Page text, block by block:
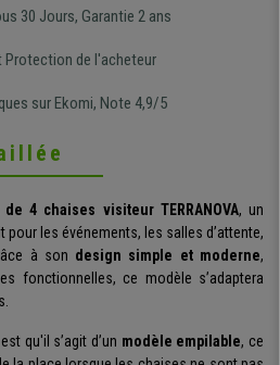
30 Jours, Garantie 2 ans
Protection de l'acheteur
sur Ekomi, Note 4,9/5
de 4 chaises visiteur TERRANOVA, un
les événements, les salles d’attente,
à son design simple et moderne,
fonctionnelles, ce modèle s’adaptera
qu'il s’agit d’un modèle empilable, ce